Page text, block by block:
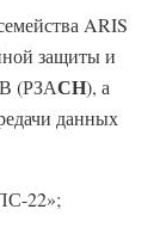
ARIS
защиты и
(РЗАСН), а
данных
22»;